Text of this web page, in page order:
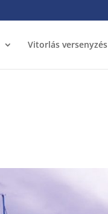
Vitorlás versenyzés